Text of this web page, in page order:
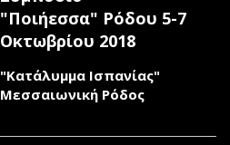
"Ποιήεσσα" Ρόδου 5-7
Οκτωβρίου 2018
"Κατάλυμμα Ισπανίας"
Μεσσαιωνική Ρόδος